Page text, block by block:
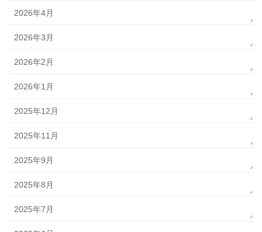
2026年4月
2026年3月
2026年2月
2026年1月
2025年12月
2025年11月
2025年9月
2025年8月
2025年7月